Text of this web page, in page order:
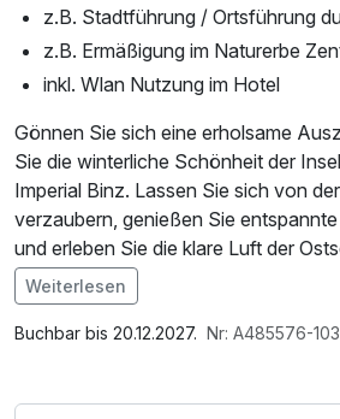
z.B. Stadtführung / Ortsführung
z.B. Ermäßigung im Naturerbe
inkl. Wlan Nutzung im Hotel
Gönnen Sie sich eine erholsame
Sie die winterliche Schönheit der
Imperial Binz. Lassen Sie sich von
verzaubern, genießen Sie
und erleben Sie die klare Luft der
Von unserem Hotel aus erreichen Sie
schönsten Orte der Insel und können
Im Angebot enthalten
1 Flasche Mineralwasser, W-LAN
Weiterlesen
Buchbar bis 20.12.2027. Nr: A485576-